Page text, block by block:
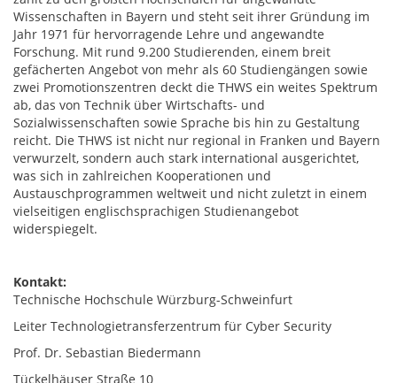
Wissenschaften in Bayern und steht seit ihrer Gründung im
Jahr 1971 für hervorragende Lehre und angewandte
Forschung. Mit rund 9.200 Studierenden, einem breit
gefächerten Angebot von mehr als 60 Studiengängen sowie
zwei Promotionszentren deckt die THWS ein weites Spektrum
ab, das von Technik über Wirtschafts- und
Sozialwissenschaften sowie Sprache bis hin zu Gestaltung
reicht. Die THWS ist nicht nur regional in Franken und Bayern
verwurzelt, sondern auch stark international ausgerichtet,
was sich in zahlreichen Kooperationen und
Austauschprogrammen weltweit und nicht zuletzt in einem
vielseitigen englischsprachigen Studienangebot
widerspiegelt.
Kontakt:
Technische Hochschule Würzburg-Schweinfurt
Leiter Technologietransferzentrum für Cyber Security
Prof. Dr. Sebastian Biedermann
Tückelhäuser Straße 10